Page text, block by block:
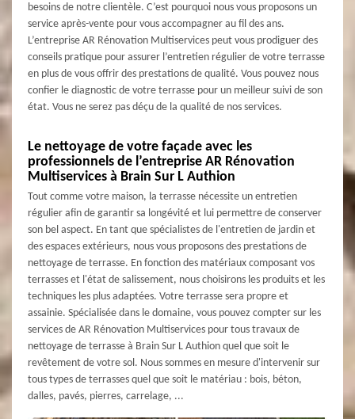
besoins de notre clientèle. C’est pourquoi nous vous proposons un
service après-vente pour vous accompagner au fil des ans.
L’entreprise AR Rénovation Multiservices peut vous prodiguer des
conseils pratique pour assurer l’entretien régulier de votre terrasse
en plus de vous offrir des prestations de qualité. Vous pouvez nous
confier le diagnostic de votre terrasse pour un meilleur suivi de son
état. Vous ne serez pas déçu de la qualité de nos services.
Le nettoyage de votre façade avec les
professionnels de l’entreprise AR Rénovation
Multiservices à Brain Sur L Authion
Tout comme votre maison, la terrasse nécessite un entretien
régulier afin de garantir sa longévité et lui permettre de conserver
son bel aspect. En tant que spécialistes de l'entretien de jardin et
des espaces extérieurs, nous vous proposons des prestations de
nettoyage de terrasse. En fonction des matériaux composant vos
terrasses et l'état de salissement, nous choisirons les produits et les
techniques les plus adaptées. Votre terrasse sera propre et
assainie. Spécialisée dans le domaine, vous pouvez compter sur les
services de AR Rénovation Multiservices pour tous travaux de
nettoyage de terrasse à Brain Sur L Authion quel que soit le
revêtement de votre sol. Nous sommes en mesure d'intervenir sur
tous types de terrasses quel que soit le matériau : bois, béton,
dalles, pavés, pierres, carrelage, ...